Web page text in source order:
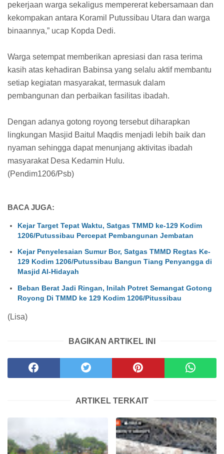
pekerjaan warga sekaligus mempererat kebersamaan dan
kekompakan antara Koramil Putussibau Utara dan warga
binaannya,” ucap Kopda Dedi.
Warga setempat memberikan apresiasi dan rasa terima
kasih atas kehadiran Babinsa yang selalu aktif membantu
setiap kegiatan masyarakat, termasuk dalam
pembangunan dan perbaikan fasilitas ibadah.
Dengan adanya gotong royong tersebut diharapkan
lingkungan Masjid Baitul Maqdis menjadi lebih baik dan
nyaman sehingga dapat menunjang aktivitas ibadah
masyarakat Desa Kedamin Hulu.
(Pendim1206/Psb)
BACA JUGA:
Kejar Target Tepat Waktu, Satgas TMMD ke-129 Kodim
1206/Putussibau Percepat Pembangunan Jembatan
Kejar Penyelesaian Sumur Bor, Satgas TMMD Regtas Ke-
129 Kodim 1206/Putussibau Bangun Tiang Penyangga di
Masjid Al-Hidayah
Beban Berat Jadi Ringan, Inilah Potret Semangat Gotong
Royong Di TMMD ke 129 Kodim 1206/Pitussibau
(Lisa)
BAGIKAN ARTIKEL INI
ARTIKEL TERKAIT